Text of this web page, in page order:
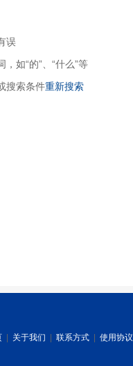
误
如“的”、“什么”等
搜索条件重新搜索
关于我们 联系方式 使用协议